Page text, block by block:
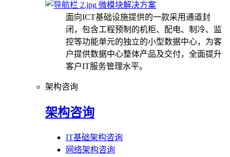
微模块解决方案
面向ICT基础设施提供的一款采用通道封
闭，包含工程预制的机柜、配电、制冷、监
控等功能单元的独立的小型数据中心，为客
户提供数据中心整体产品及交付，全面提升
客户IT服务管理水平。
架构咨询
架构咨询
IT基础架构咨询
网络架构咨询